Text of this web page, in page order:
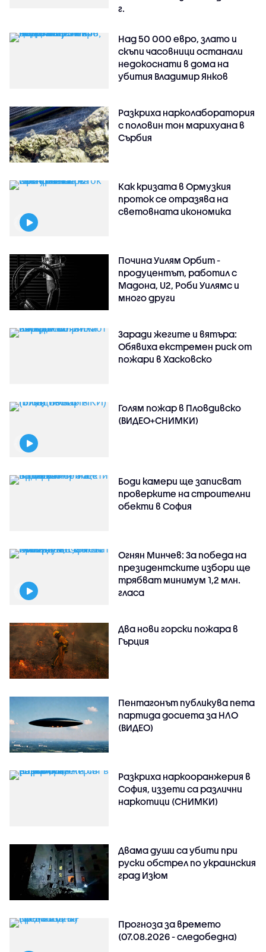
г.
Над 50 000 евро, злато и
скъпи часовници останали
недокоснати в дома на
убития Владимир Янков
Разкриха нарколаборатория
с половин тон марихуана в
Сърбия
Как кризата в Ормузкия
проток се отразява на
световната икономика
Почина Уилям Орбит -
продуцентът, работил с
Мадона, U2, Роби Уилямс и
много други
Заради жегите и вятъра:
Обявиха екстремен риск от
пожари в Хасковско
Голям пожар в Пловдивско
(ВИДЕО+СНИМКИ)
Боди камери ще записват
проверките на строителни
обекти в София
Огнян Минчев: За победа на
президентските избори ще
трябват минимум 1,2 млн.
гласа
Два нови горски пожара в
Гърция
Пентагонът публикува пета
партида досиета за НЛО
(ВИДЕО)
Разкриха наркооранжерия в
София, иззети са различни
наркотици (СНИМКИ)
Двама души са убити при
руски обстрeл по украинския
град Изюм
Прогноза за времето
(07.08.2026 - следобедна)